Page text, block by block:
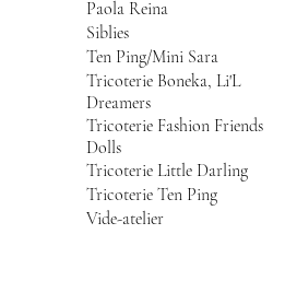
Paola Reina
Siblies
Ten Ping/Mini Sara
Tricoterie Boneka, Li'L
Dreamers
Tricoterie Fashion Friends
Dolls
Tricoterie Little Darling
Tricoterie Ten Ping
Vide-atelier